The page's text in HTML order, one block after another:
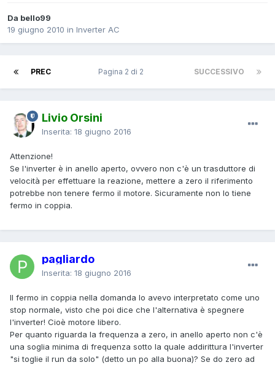
Da bello99
19 giugno 2010 in Inverter AC
PREC SUCCESSIVO
Pagina 2 di 2
Livio Orsini
Inserita: 18 giugno 2016
Attenzione!
Se l'inverter è in anello aperto, ovvero non c'è un trasduttore di
velocità per effettuare la reazione, mettere a zero il riferimento
potrebbe non tenere fermo il motore. Sicuramente non lo tiene
fermo in coppia.
pagliardo
Inserita: 18 giugno 2016
Il fermo in coppia nella domanda lo avevo interpretato come uno
stop normale, visto che poi dice che l'alternativa è spegnere
l'inverter! Cioè motore libero.
Per quanto riguarda la frequenza a zero, in anello aperto non c'è
una soglia minima di frequenza sotto la quale addirittura l'inverter
"si toglie il run da solo" (detto un po alla buona)? Se do zero ad